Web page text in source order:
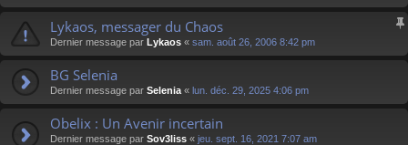
Lykaos, messager du Chaos
Dernier message par Lykaos « sam. août 26, 2006 8:42 pm
BG Selenia
Dernier message par Selenia « lun. déc. 29, 2025 4:06 pm
Obelix : Un Avenir incertain
Dernier message par Sov3liss « jeu. sept. 16, 2021 7:07 am